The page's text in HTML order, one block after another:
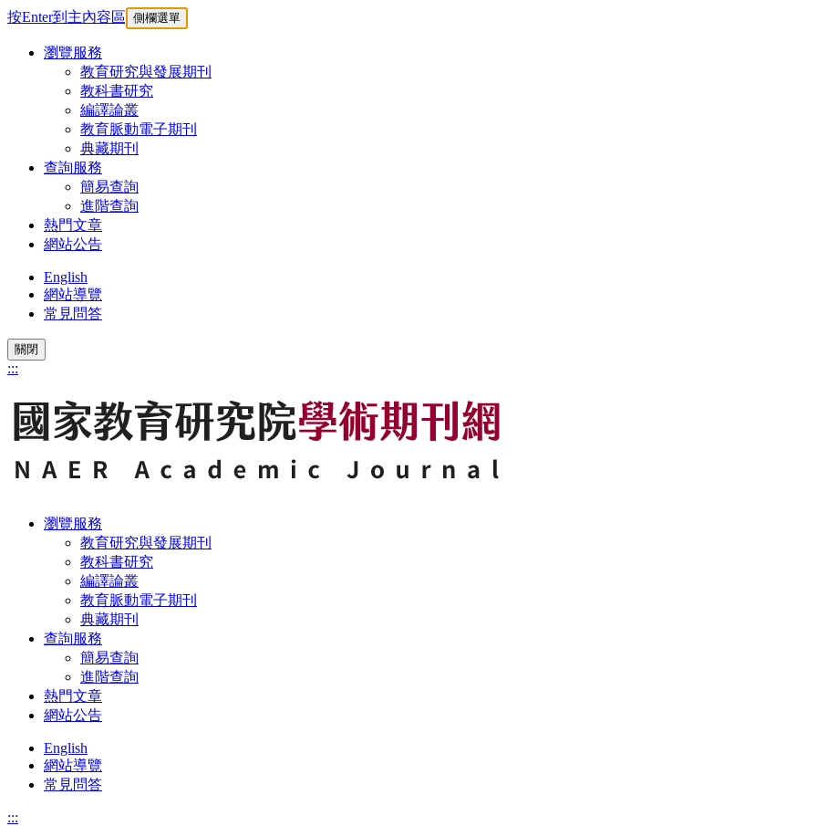
按Enter到主內容區 側欄選單
瀏覽服務
教育研究與發展期刊
教科書研究
編譯論叢
教育脈動電子期刊
典藏期刊
查詢服務
簡易查詢
進階查詢
熱門文章
網站公告
English
網站導覽
常見問答
關閉
:::
瀏覽服務
教育研究與發展期刊
教科書研究
編譯論叢
教育脈動電子期刊
典藏期刊
查詢服務
簡易查詢
進階查詢
熱門文章
網站公告
English
網站導覽
常見問答
:::